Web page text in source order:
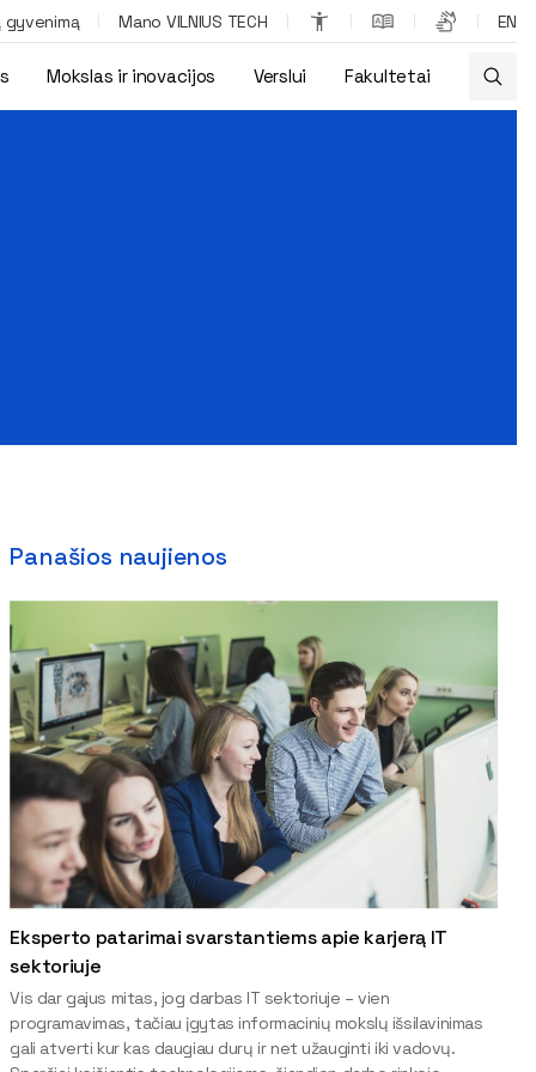
gyvenimą Mano VILNIUS TECH EN
Mokslas ir inovacijos Verslui Fakultetai
Panašios naujienos
Eksperto patarimai svarstantiems apie karjerą IT
sektoriuje
Vis dar gajus mitas, jog darbas IT sektoriuje – vien
programavimas, tačiau įgytas informacinių mokslų išsilavinimas
gali atverti kur kas daugiau durų ir net užauginti iki vadovų.